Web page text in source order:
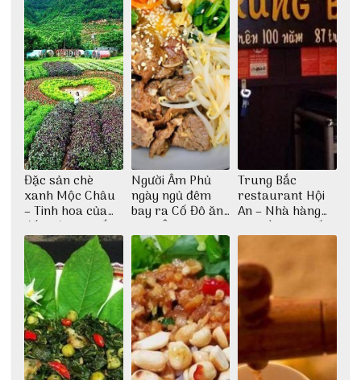
Đặc sản chè
xanh Mộc Châu
– Tinh hoa của
đất trời Tây Bắc
Người Âm Phủ
ngày ngủ đêm
bay ra Cố Đô ăn
Cơm Âm Phủ
Huế
Trung Bắc
restaurant Hội
An – Nhà hàng
cao lầu có thiết
kế vô cùng ấn
tượng giữa lòng
phố Hội